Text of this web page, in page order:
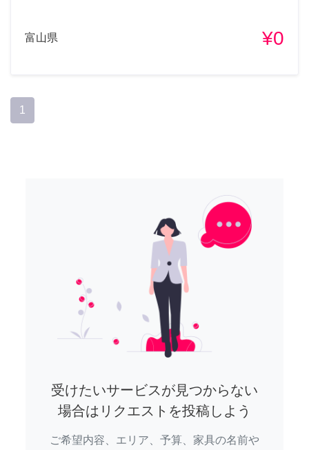
富山県 ¥0
1
受けたいサービスが見つからない
場合はリクエストを投稿しよう
ご希望内容、エリア、予算、家具の名前や